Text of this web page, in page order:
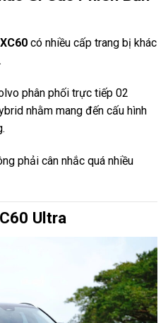
XC60 có nhiều cấp trang bị khác
phân phối trực tiếp 02
nhằm mang đến cấu hình
phải cân nhắc quá nhiều
Ultra